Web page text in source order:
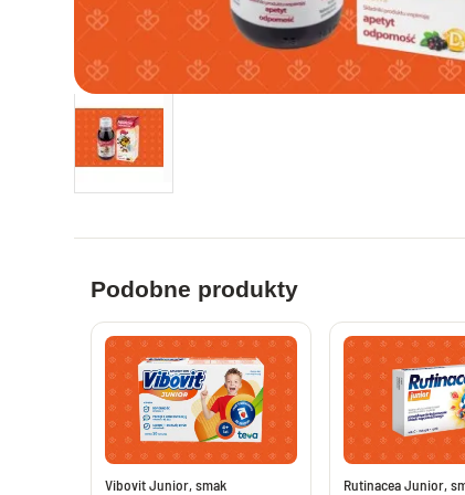
Leki i suplementy na apetyt
Zioła i leki na biegunkę
Probiotyki i synbiotyki
Preparaty nawadniające i uzupełniające
elektrolity
Leki na wątrobę bez recepty
Leki na pasożyty ludzkie bez recepty
Tabletki przeciwbólowe i przeciwgorączkowe
bez recepty
Saszetki przeciwbólowe bez recepty
Tabletki przeciwbólowe dla dorosłych
Leki i suplementy na układ nerwowy
Leki nasenne bez recepty
Leki na
Maści i
Maści i
Leki
Plastry
Leki
Podobne produkty
Vibovit Junior, smak
Rutinacea Junior,